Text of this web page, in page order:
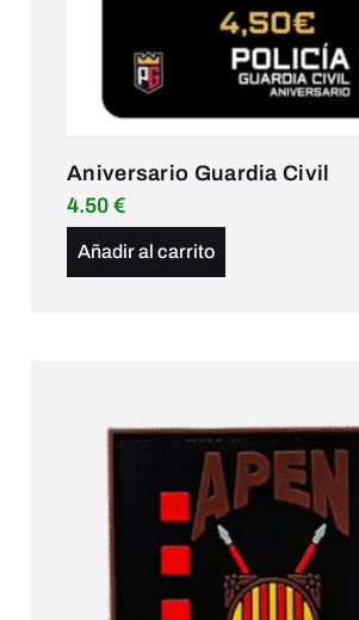
Aniversario Guardia Civil
4.50 €
Añadir al carrito